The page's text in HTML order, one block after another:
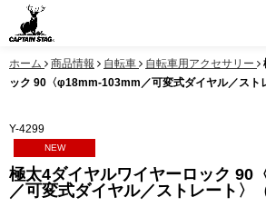
ホーム 商品情報 自転車 自転車用アクセサリー
ック 90〈φ18mm-103mm／可変式ダイヤル／スト
Y-4299
NEW
極太4ダイヤルワイヤーロック 90
／可変式ダイヤル／ストレート〉